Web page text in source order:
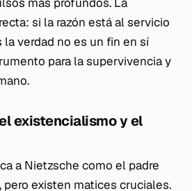
si la razón está al servicio
verdad no es un fin en sí
para la supervivencia y
existencialismo y el
a Nietzsche como el padre
existen matices cruciales.